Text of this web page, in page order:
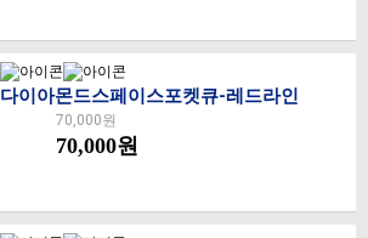
다이아몬드스페이스포켓큐-레드라인
70,000원
70,000원